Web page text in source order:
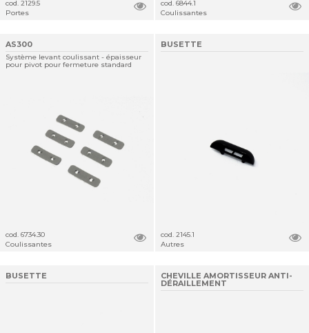
cod. 2129.5
Portes
cod. 6844.1
Coulissantes
AS300
Système levant coulissant - épaisseur
pour pivot pour fermeture standard
cod. 6734.30
Coulissantes
BUSETTE
cod. 2145.1
Autres
BUSETTE CHEVILLE AMORTISSEUR ANTI-
DÉRAILLEMENT